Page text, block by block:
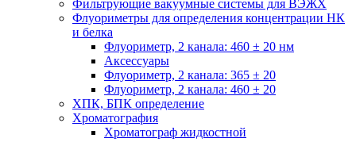
Фильтрующие вакуумные системы для ВЭЖХ
Флуориметры для определения концентрации НК
и белка
Флуориметр, 2 канала: 460 ± 20 нм
Аксессуары
Флуориметр, 2 канала: 365 ± 20
Флуориметр, 2 канала: 460 ± 20
ХПК, БПК определение
Хроматография
Хроматограф жидкостной